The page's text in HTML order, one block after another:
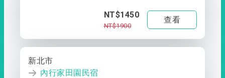
NT$1450
NT$1900
查看
新北市
內行家田園民宿